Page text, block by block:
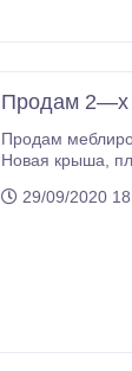
Продам 2—х
Продам меблированую
29/09/2020